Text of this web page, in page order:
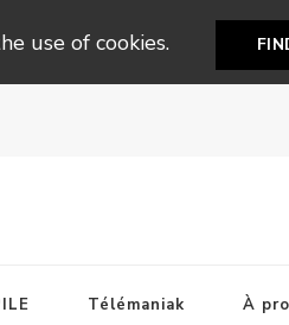
use of cookies.
Télémaniak À